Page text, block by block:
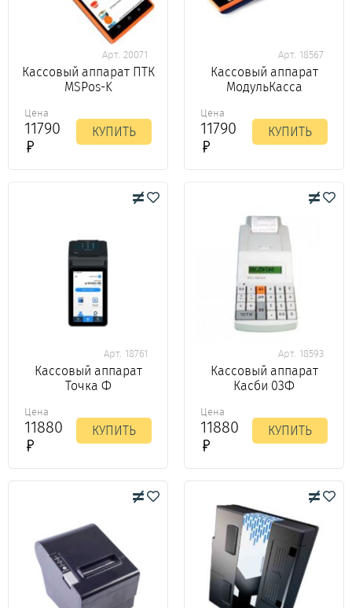
Арт. 20071
Кассовый аппарат ПТК
MSPos-K
Цена
11790 КУПИТЬ
Арт. 18567
Кассовый аппарат
МодульКасса
Цена
11790 КУПИТЬ
Арт. 18761
Кассовый аппарат
Точка Ф
Цена
11880 КУПИТЬ
Арт. 18593
Кассовый аппарат
Касби 03Ф
Цена
11880 КУПИТЬ